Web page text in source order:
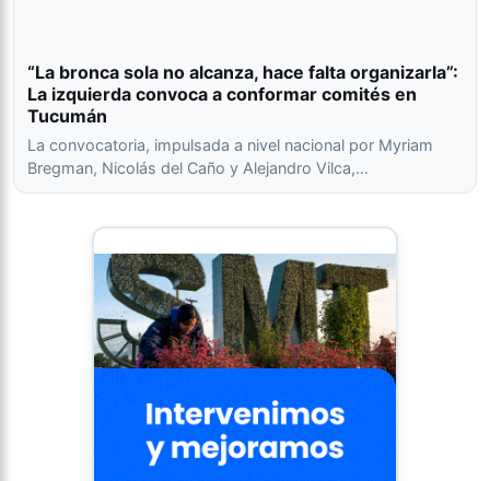
“La bronca sola no alcanza, hace falta organizarla”:
La izquierda convoca a conformar comités en
Tucumán
La convocatoria, impulsada a nivel nacional por Myriam
Bregman, Nicolás del Caño y Alejandro Vilca,…